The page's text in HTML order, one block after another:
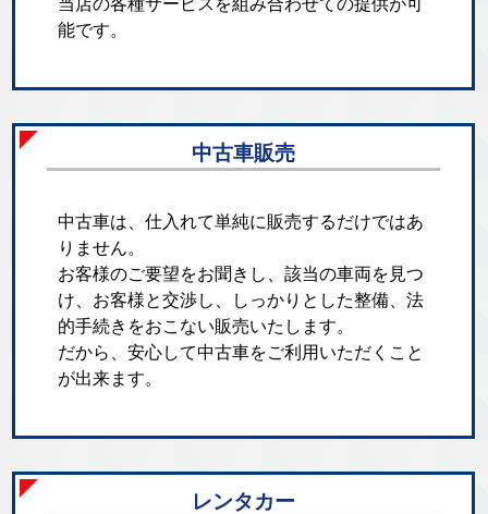
当店の各種サービスを組み合わせての提供が可
能です。
中古車販売
中古車は、仕入れて単純に販売するだけではあ
りません。
お客様のご要望をお聞きし、該当の車両を見つ
け、お客様と交渉し、しっかりとした整備、法
的手続きをおこない販売いたします。
だから、安心して中古車をご利用いただくこと
が出来ます。
レンタカー